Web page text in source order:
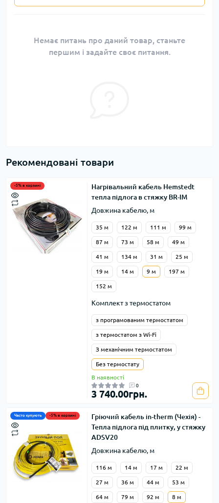
Немає питань про даний товар, станьте
першим і задайте своє питання.
Рекомендовані товари
-5% в корзині
Нагрівальний кабель Hemstedt
тепла підлога в стяжку BR-IM
Довжина кабелю, м
35 м 122 м 111 м 99 м
87 м 73 м 58 м 49 м
41 м 134 м 31 м 25 м
19 м 14 м 9 м 197 м
152 м
Комплект з термостатом
з програмованим термостатом
з термостатом з Wi-Fi
З механічним термостатом
Без термостату
В наявності
0
3 740.00грн.
Часто купують -5% в корзині
Гріючий кабель in-therm (Чехія) -
Тепла підлога під плитку, у стяжку
ADSV20
Довжина кабелю, м
116 м 14 м 17 м 22 м
27 м 36 м 44 м 53 м
64 м 79 м 92 м 8 м